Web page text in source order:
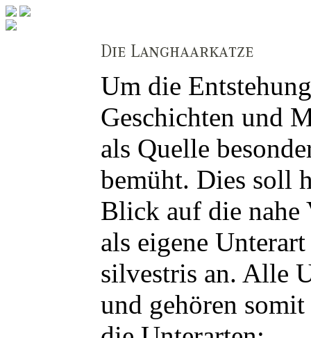
Um die
Geschichten und
als Quelle
bemüht. Dies soll
Blick auf die nahe
als eigene
silvestris an. Alle
und gehören